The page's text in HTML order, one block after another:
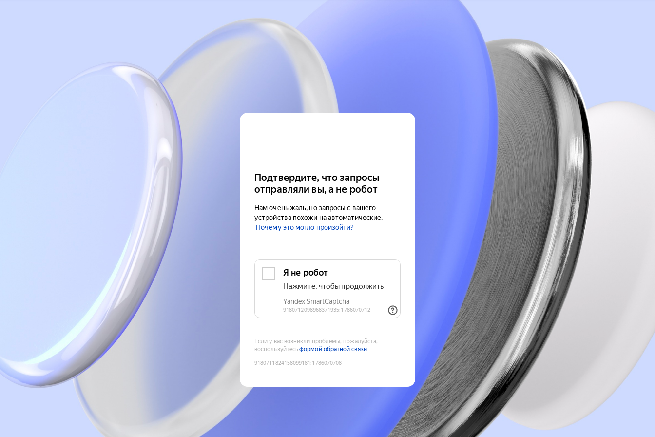
Подтвердите, что запросы
отправляли вы, а не робот
Нам очень жаль, но запросы с вашего
устройства похожи на автоматические.
Почему это могло произойти?
Если у вас возникли проблемы, пожалуйста,
воспользуйтесьформой обратной связи
9180711824158099181 :1786070708